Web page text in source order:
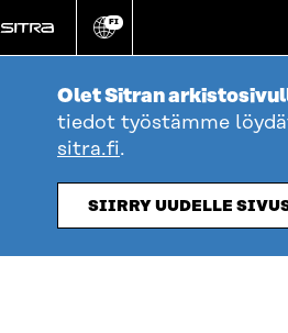
suoraan
sisältöön
Vaihda
kieli
FI
Olet Sitran
tiedot työstämme
sitra.fi.
SIIRRY UUDELLE